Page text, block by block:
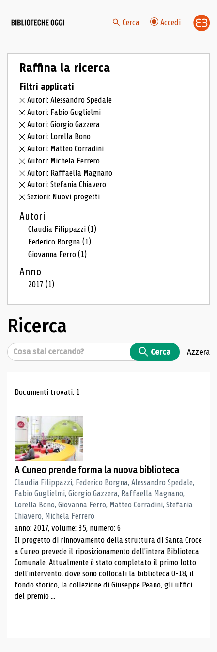
Cerca Accedi
Raffina la ricerca
Filtri applicati
Autori: Alessandro Spedale
Autori: Fabio Guglielmi
Autori: Giorgio Gazzera
Autori: Lorella Bono
Autori: Matteo Corradini
Autori: Michela Ferrero
Autori: Raffaella Magnano
Autori: Stefania Chiavero
Sezioni: Nuovi progetti
Autori
Claudia Filippazzi(1)
Federico Borgna(1)
Giovanna Ferro(1)
Anno
2017(1)
Ricerca
Cerca Cerca Azzera
Risultati di ricerca
Documenti trovati: 1
A Cuneo prende forma la nuova biblioteca
Claudia Filippazzi, Federico Borgna, Alessandro Spedale,
Fabio Guglielmi, Giorgio Gazzera, Raffaella Magnano,
Lorella Bono, Giovanna Ferro, Matteo Corradini, Stefania
Chiavero, Michela Ferrero
anno: 2017, volume: 35, numero: 6
Il progetto di rinnovamento della struttura di Santa Croce
a Cuneo prevede il riposizionamento dell'intera Biblioteca
Comunale. Attualmente è stato completato il primo lotto
dell'intervento, dove sono collocati la biblioteca 0-18, il
fondo storico, la collezione di Giuseppe Peano, gli uffici
del premio ...